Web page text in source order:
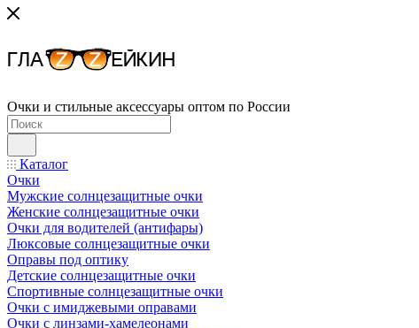
Очки и стильные аксессуары оптом по России
Каталог
Очки
Мужские солнцезащитные очки
Женские солнцезащитные очки
Очки для водителей (антифары)
Люксовые солнцезащитные очки
Оправы под оптику
Детские солнцезащитные очки
Спортивные солнцезащитные очки
Очки с имиджевыми оправами
Очки с линзами-хамелеонами